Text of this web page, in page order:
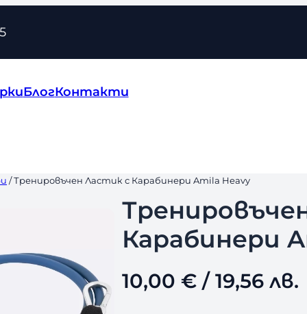
БлогКонтакти
/ Тренировъчен Ластик с Карабинери Amila Heavy
Карабинери
10,00 €/ 19,56 лв.